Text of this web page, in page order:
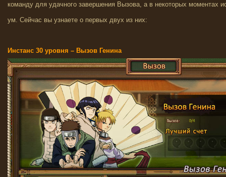
команду для удачного завершения Вызова, а в некоторых моментах
ум. Сейчас вы узнаете о первых двух из них:
Инстанс 30 уровня – Вызов Генина